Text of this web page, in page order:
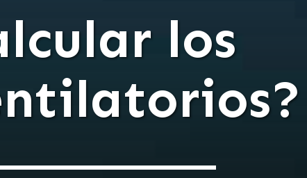
los